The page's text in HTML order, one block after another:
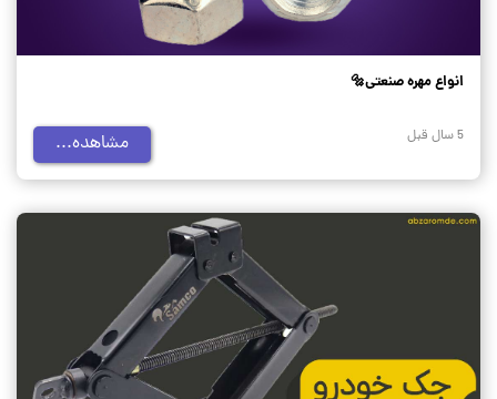
انواع مهره صنعتی🔩
5 سال قبل مشاهده...